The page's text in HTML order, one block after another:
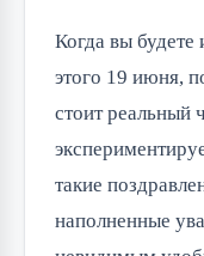
Когда вы будете
этого 19 июня,
стоит реальный
такие
наполненные